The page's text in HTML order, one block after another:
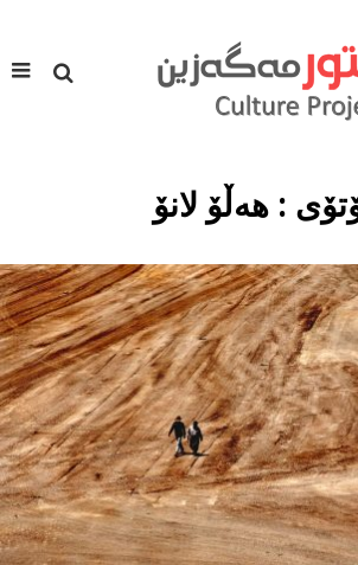
: هه‌ڵۆ لانۆ